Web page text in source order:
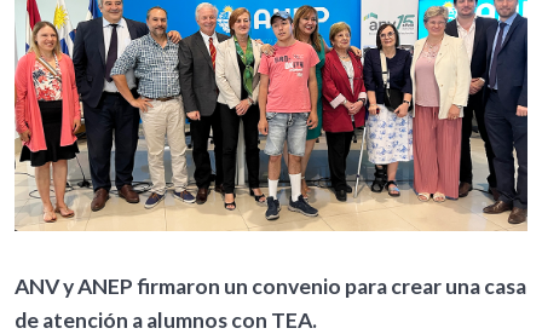
ANV y ANEP firmaron un convenio para crear una casa
de atención a alumnos con TEA.